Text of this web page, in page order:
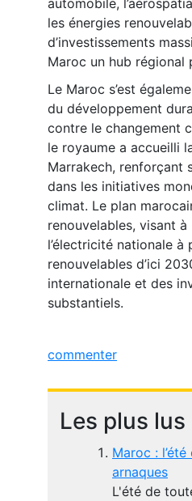
les énergies
d’investissements
Maroc un hub régional
Le Maroc s’est
du développement
contre le changement
le royaume a accueilli
Marrakech, renforçant
dans les initiatives
climat. Le plan
renouvelables, visant
l’électricité nationale
renouvelables d’ici
internationale et des
substantiels.
commenter
Les plus lus
Maroc :
arnaques
L'été de